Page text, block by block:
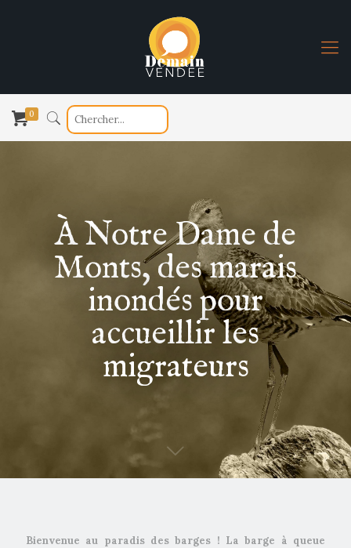
0
À Notre Dame de
Monts, des marais
inondés pour
accueillir les
migrateurs
Bienvenue au paradis des barges ! La barge à queue